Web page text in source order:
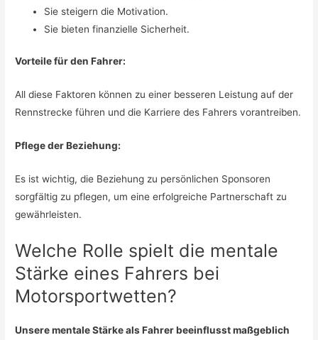
Sie steigern die Motivation.
Sie bieten finanzielle Sicherheit.
Vorteile für den Fahrer:
All diese Faktoren können zu einer besseren Leistung auf der
Rennstrecke führen und die Karriere des Fahrers vorantreiben.
Pflege der Beziehung:
Es ist wichtig, die Beziehung zu persönlichen Sponsoren
sorgfältig zu pflegen, um eine erfolgreiche Partnerschaft zu
gewährleisten.
Welche Rolle spielt die mentale
Stärke eines Fahrers bei
Motorsportwetten?
Unsere mentale Stärke als Fahrer beeinflusst maßgeblich